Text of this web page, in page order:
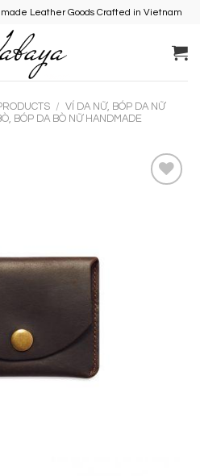
Leather Goods Crafted in Vietnam
/
VÍ DA NỮ, BÓP DA NỮ
BÓP DA BÒ NỮ HANDMADE